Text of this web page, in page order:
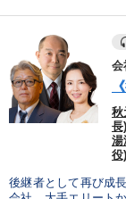
会
秋
長)
役)
後継者として再び成